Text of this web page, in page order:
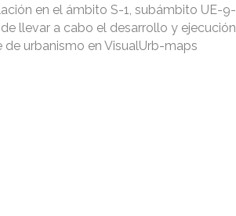
en el ámbito S-1, subámbito UE-9-
llevar a cabo el desarrollo y ejecución
urbanismo en VisualUrb-maps